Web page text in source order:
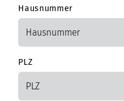
Hausnummer
PLZ